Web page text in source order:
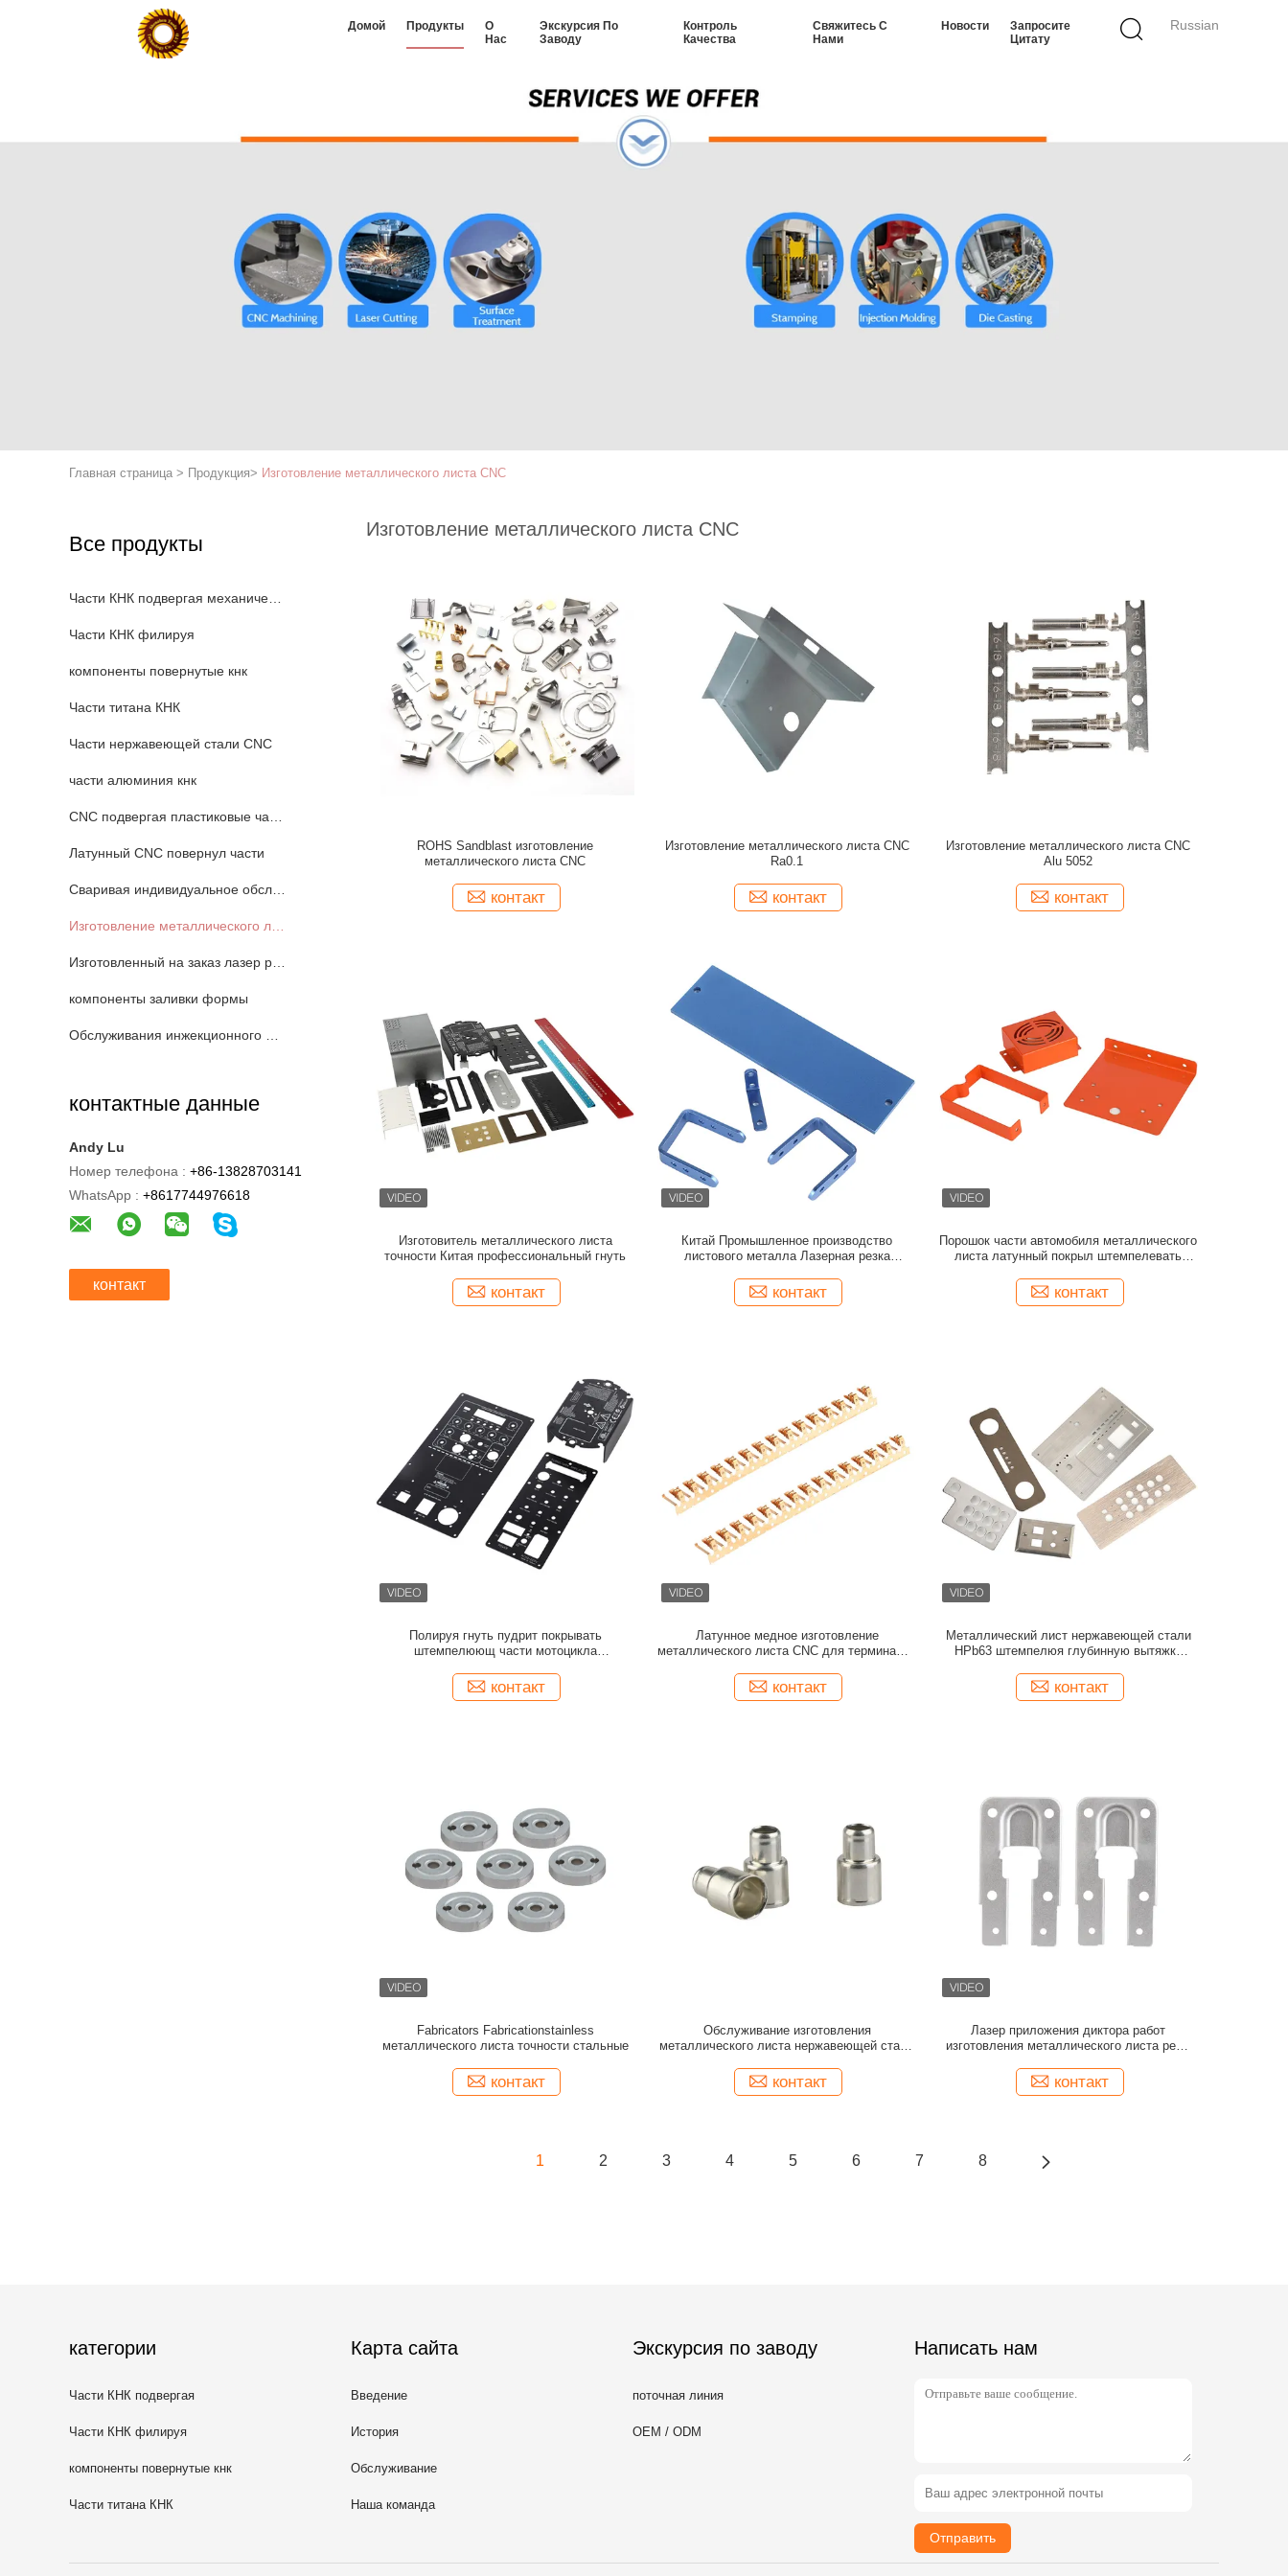
Russian
Домой Продукты
О
Нас
Экскурсия По
Заводу
Контроль
Качества
Свяжитесь С
Нами
Новости
Запросите
Цитату
Главная страница > Продукция> Изготовление металлического листа CNC
Все продукты
Части КНК филируя
компоненты повернутые кнк
Части титана КНК
Части нержавеющей стали CNC
части алюминия кнк
Латунный CNC повернул части
компоненты заливки формы
контактные данные
Andy Lu
Номер телефона : +86-13828703141
WhatsApp : +8617744976618
контакт
Изготовление металлического листа CNC
ROHS Sandblast изготовление
металлического листа CNC
контакт
Изготовление металлического листа CNC
Ra0.1
контакт
Изготовление металлического листа CNC
Alu 5052
контакт
Изготовитель металлического листа
точности Китая профессиональный гнуть
контакт
Китай Промышленное производство
листового металла Лазерная резка
контакт
Порошок части автомобиля металлического
листа латунный покрыл штемпелевать
контакт
Полируя гнуть пудрит покрывать
штемпелюющ части мотоцикла
контакт
Латунное медное изготовление
металлического листа CNC для терминалов
контакт
Металлический лист нержавеющей стали
HPb63 штемпелюя глубинную вытяжку
контакт
Fabricators Fabricationstainless
металлического листа точности стальные
контакт
Обслуживание изготовления
металлического листа нержавеющей стали
контакт
Лазер приложения диктора работ
изготовления металлического листа режа
контакт
1 2 3 4 5 6 7 8
категории
Части КНК подвергая
механической обработке
Части КНК филируя
компоненты повернутые кнк
Части титана КНК
Карта сайта
Введение
История
Обслуживание
Наша команда
Экскурсия по заводу
поточная линия
OEM / ODM
Написать нам
Отправить